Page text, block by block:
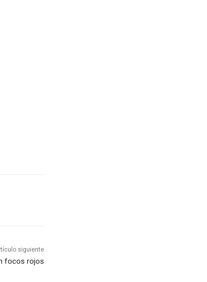
siguiente
focos rojos